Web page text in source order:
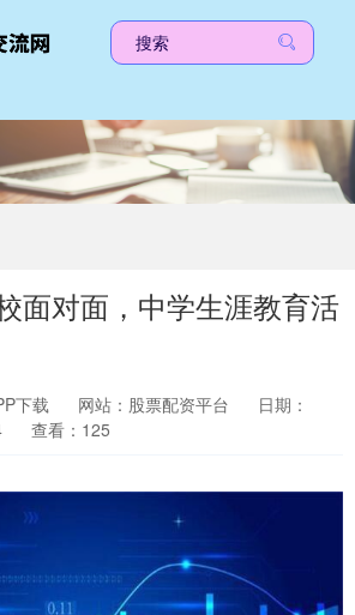
面对面，中学生涯教育活
下载 网站：股票配资平台
日期：
查看：125